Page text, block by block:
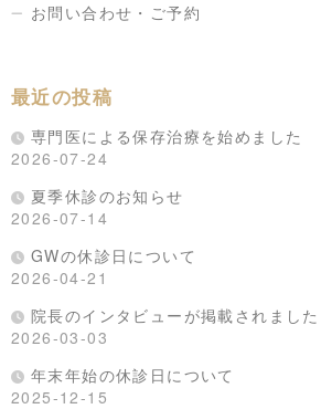
お問い合わせ・ご予約
最近の投稿
専門医による保存治療を始めました
2026-07-24
夏季休診のお知らせ
2026-07-14
GWの休診日について
2026-04-21
院長のインタビューが掲載されました
2026-03-03
年末年始の休診日について
2025-12-15